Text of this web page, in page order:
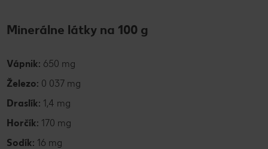
Minerálne látky na 100 g
Vápnik: 650 mg
Železo: 0 037 mg
Draslík: 1,4 mg
Horčík: 170 mg
Sodík: 16 mg